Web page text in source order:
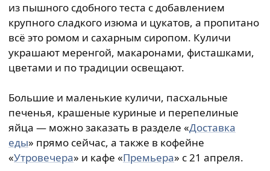
из пышного сдобного теста с добавлением
крупного сладкого изюма и цукатов, а пропитано
всё это ромом и сахарным сиропом. Куличи
украшают меренгой, макаронами, фисташками,
цветами и по традиции освещают.
Большие и маленькие куличи, пасхальные
печенья, крашеные куриные и перепелиные
яйца — можно заказать в разделе «Доставка
еды» прямо сейчас, а также в кофейне
«Утровечера» и кафе «Премьера» с 21 апреля.